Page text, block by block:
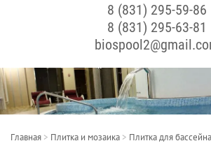
8 (831) 295-59-86
8 (831) 295-63-81
Главная > Плитка и мозаика > Плитка для